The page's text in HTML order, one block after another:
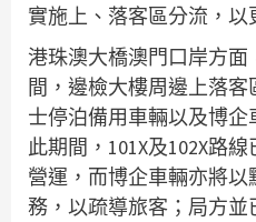
實施上、落客區分流，以
港珠澳大橋澳門口岸方面
間，邊檢大樓周邊上落
士停泊備用車輛以及博
此期間，101X及102X路
營運，而博企車輛亦將
務，以疏導旅客；局方並